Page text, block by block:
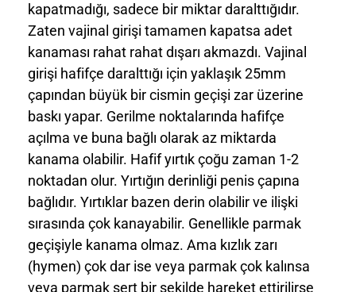
kapatmadığı, sadece bir miktar daralttığıdır.
Zaten vajinal girişi tamamen kapatsa adet
kanaması rahat rahat dışarı akmazdı. Vajinal
girişi hafifçe daralttığı için yaklaşık 25mm
çapından büyük bir cismin geçişi zar üzerine
baskı yapar. Gerilme noktalarında hafifçe
açılma ve buna bağlı olarak az miktarda
kanama olabilir. Hafif yırtık çoğu zaman 1-2
noktadan olur. Yırtığın derinliği penis çapına
bağlıdır. Yırtıklar bazen derin olabilir ve ilişki
sırasında çok kanayabilir. Genellikle parmak
geçişiyle kanama olmaz. Ama kızlık zarı
(hymen) çok dar ise veya parmak çok kalınsa
veya parmak sert bir şekilde hareket ettirilirse